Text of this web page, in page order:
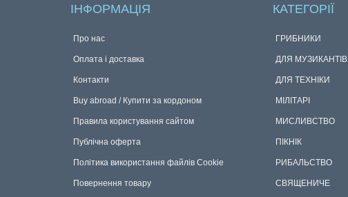
ІНФОРМАЦІЯ
Про нас
Оплата і доставка
Контакти
Buy abroad / Купити за кордоном
Правила користування сайтом
Публічна оферта
Політика використання файлів Cookie
Повернення товару
КАТЕГОРІЇ
ГРИБНИКИ
ДЛЯ МУЗИКАНТІВ
ДЛЯ ТЕХНІКИ
МІЛІТАРІ
МИСЛИВСТВО
ПІКНІК
РИБАЛЬСТВО
СВЯЩЕНИЧЕ